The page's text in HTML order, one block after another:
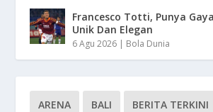
Francesco Totti, Punya
Unik Dan Elegan
6 Agu 2026 | Bola Dunia
ARENA BALI BERITA TERKINI